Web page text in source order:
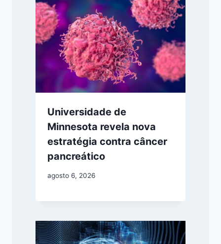
Universidade de
Minnesota revela nova
estratégia contra câncer
pancreático
agosto 6, 2026